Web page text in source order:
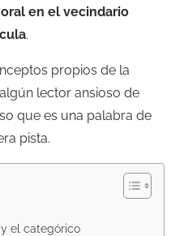
en el vecindario
.
propios de la
lector ansioso de
que es una palabra de
pista.
el categórico